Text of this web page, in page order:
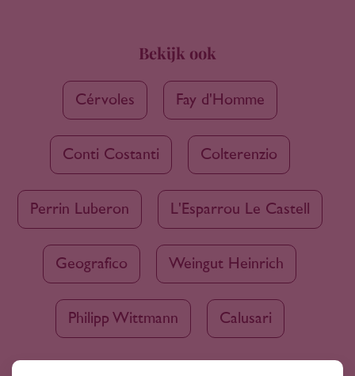
Bekijk ook
Cérvoles Fay d'Homme
Conti Costanti Colterenzio
Perrin Luberon L'Esparrou Le Castell
Geografico Weingut Heinrich
Philipp Wittmann Calusari